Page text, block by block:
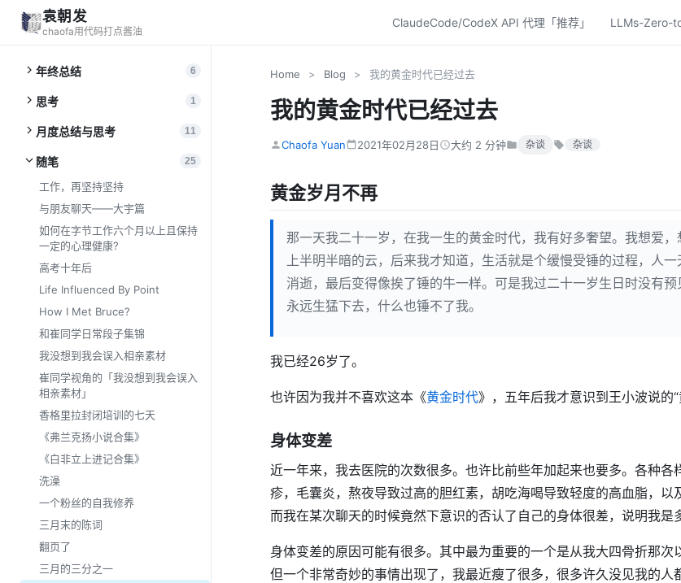
袁朝发
chaofa用代码打点酱油
ClaudeCode/CodeX API 代理「推荐」 LLMs-Zero-
年终总结 6
思考 1
月度总结与思考 11
随笔 25
工作，再坚持坚持
与朋友聊天——大宇篇
如何在字节工作六个月以上且保持
一定的心理健康?
高考十年后
Life Influenced By Point
How I Met Bruce?
和崔同学日常段子集锦
我没想到我会误入相亲素材
崔同学视角的「我没想到我会误入
相亲素材」
香格里拉封闭培训的七天
《弗兰克扬小说合集》
《白非立上进记合集》
洗澡
一个粉丝的自我修养
三月末的陈词
翻页了
三月的三分之一
Home > Blog > 我的黄金时代已经过去
我的黄金时代已经过去
Chaofa Yuan 2021年02月28日 大约 2 分钟 杂谈 杂谈
黄金岁月不再
那一天我二十一岁，在我一生的黄金时代，我有好多奢望。我想爱
上半明半暗的云，后来我才知道，生活就是个缓慢受锤的过程，人
消逝，最后变得像挨了锤的牛一样。可是我过二十一岁生日时没有
永远生猛下去，什么也锤不了我。
我已经26岁了。
也许因为我并不喜欢这本《黄金时代》，五年后我才意识到王小波说的“
身体变差
近一年来，我去医院的次数很多。也许比前些年加起来也要多。各种各
疹，毛囊炎，熬夜导致过高的胆红素，胡吃海喝导致轻度的高血脂，以
而我在某次聊天的时候竟然下意识的否认了自己的身体很差，说明我是
身体变差的原因可能有很多。其中最为重要的一个是从我大四骨折那次
但一个非常奇妙的事情出现了，我最近瘦了很多，很多许久没见我的人